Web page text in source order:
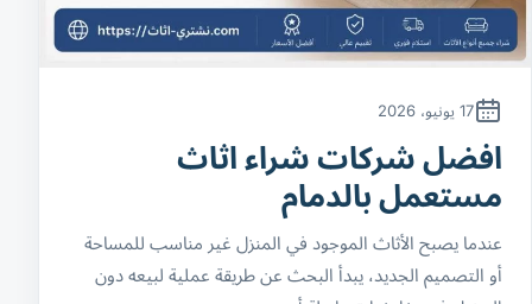
17 يونيو، 2026
افضل شركات شراء اثاث
مستعمل بالدمام
عندما يصبح الأثاث الموجود في المنزل غير مناسب للمساحة
أو التصميم الجديد، يبدأ البحث عن طريقة عملية لبيعه دون